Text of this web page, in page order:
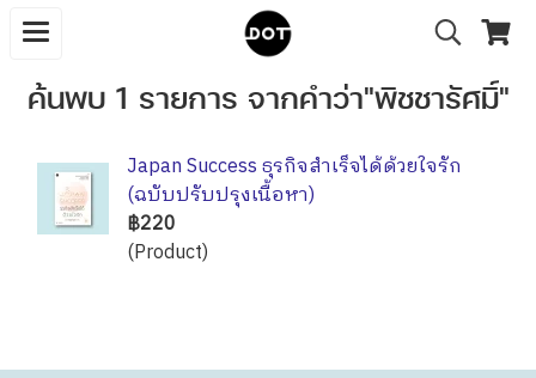
ค้นพบ 1 รายการ จากคำว่า"พิชชารัศมิ์"
Japan Success ธุรกิจสำเร็จได้ด้วยใจรัก
(ฉบับปรับปรุงเนื้อหา)
฿220
(Product)